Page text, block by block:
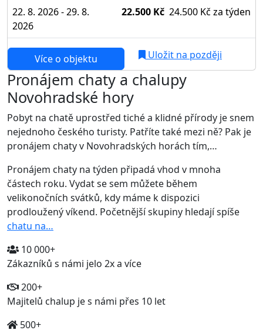
22. 8. 2026 - 29. 8.
2026
22.500 Kč 24.500 Kč za týden
Více o objektu Uložit na později
Pronájem chaty a chalupy
Novohradské hory
Pobyt na chatě uprostřed tiché a klidné přírody je snem
nejednoho českého turisty. Patříte také mezi ně? Pak je
pronájem chaty v Novohradských horách tím,…
Pronájem chaty na týden připadá vhod v mnoha
částech roku. Vydat se sem můžete během
velikonočních svátků, kdy máme k dispozici
prodloužený víkend. Početnější skupiny hledají spíše
chatu na…
10 000+
Zákazníků s námi jelo 2x a více
200+
Majitelů chalup je s námi přes 10 let
500+